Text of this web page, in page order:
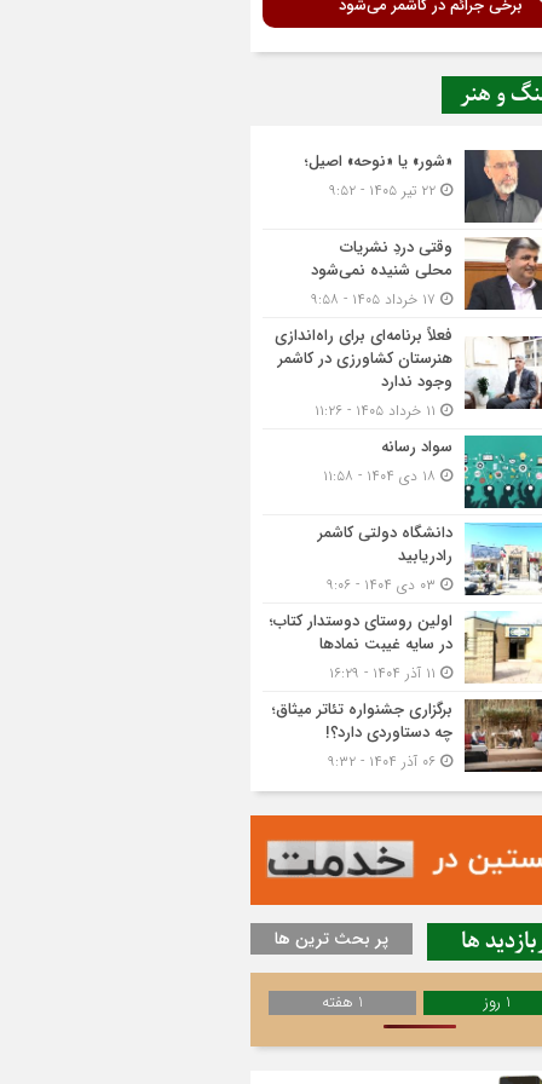
و هنر
«شور» یا «نوحه» اصیل؛
وقتی دردِ نشریات
محلی شنیده نمی‌شود
فعلاً برنامه‌ای برای راه‌اندازی
هنرستان کشاورزی در کاشمر
وجود ندارد
سواد رسانه
دانشگاه دولتی کاشمر‌
رادریابید
اولین روستای دوستدار کتاب؛
در سایه غیبت نمادها
برگزاری جشنواره تئاتر میثاق؛
چه دستاوردی دارد؟!
ها پر بحث ترین ها
1 روز 1 هفته